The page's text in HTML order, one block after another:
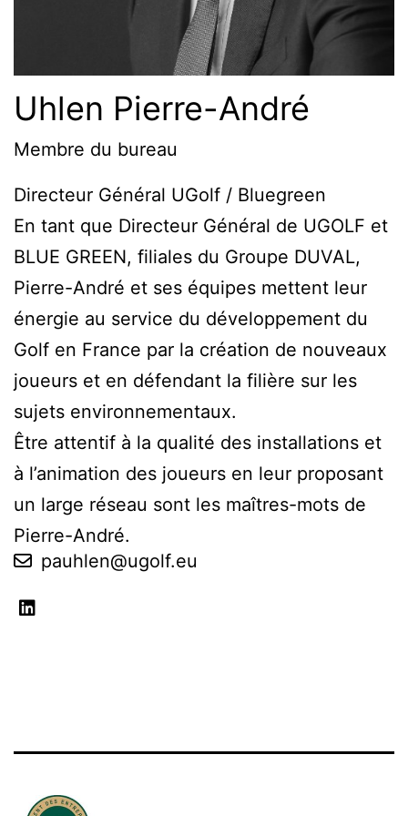
Uhlen Pierre-André
Membre du bureau
Directeur Général UGolf / Bluegreen
En tant que Directeur Général de UGOLF et
BLUE GREEN, filiales du Groupe DUVAL,
Pierre-André et ses équipes mettent leur
énergie au service du développement du
Golf en France par la création de nouveaux
joueurs et en défendant la filière sur les
sujets environnementaux.
Être attentif à la qualité des installations et
à l’animation des joueurs en leur proposant
un large réseau sont les maîtres-mots de
Pierre-André.
pauhlen@ugolf.eu